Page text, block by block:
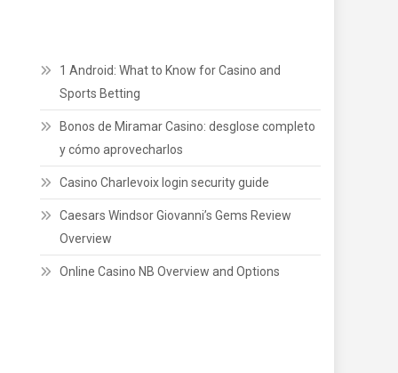
1 Android: What to Know for Casino and
Sports Betting
Bonos de Miramar Casino: desglose completo
y cómo aprovecharlos
Casino Charlevoix login security guide
Caesars Windsor Giovanni’s Gems Review
Overview
Online Casino NB Overview and Options